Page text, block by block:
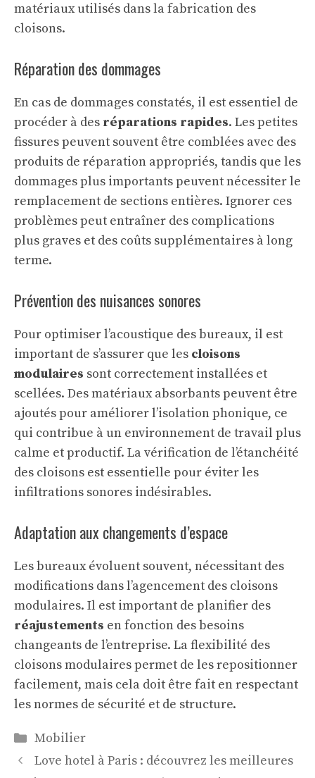
matériaux utilisés dans la fabrication des
cloisons.
Réparation des dommages
En cas de dommages constatés, il est essentiel de
procéder à des réparations rapides. Les petites
fissures peuvent souvent être comblées avec des
produits de réparation appropriés, tandis que les
dommages plus importants peuvent nécessiter le
remplacement de sections entières. Ignorer ces
problèmes peut entraîner des complications
plus graves et des coûts supplémentaires à long
terme.
Prévention des nuisances sonores
Pour optimiser l’acoustique des bureaux, il est
important de s’assurer que les cloisons
modulaires sont correctement installées et
scellées. Des matériaux absorbants peuvent être
ajoutés pour améliorer l’isolation phonique, ce
qui contribue à un environnement de travail plus
calme et productif. La vérification de l’étanchéité
des cloisons est essentielle pour éviter les
infiltrations sonores indésirables.
Adaptation aux changements d’espace
Les bureaux évoluent souvent, nécessitant des
modifications dans l’agencement des cloisons
modulaires. Il est important de planifier des
réajustements en fonction des besoins
changeants de l’entreprise. La flexibilité des
cloisons modulaires permet de les repositionner
facilement, mais cela doit être fait en respectant
les normes de sécurité et de structure.
Catégories
Mobilier
Love hotel à Paris : découvrez les meilleures